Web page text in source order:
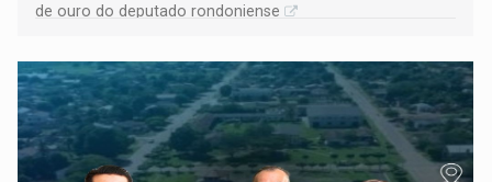
de ouro do deputado rondoniense